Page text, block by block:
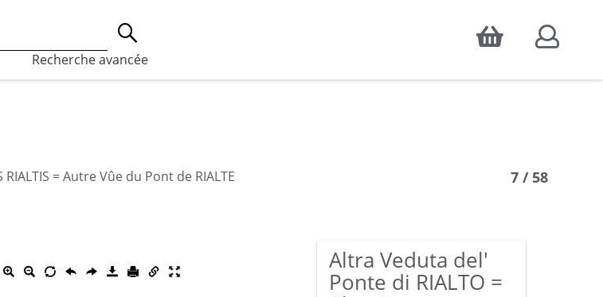
Accepter
qui sont utilisés à des fins de statistiques d'audience, ainsi que pour
Recherche avancée
= Autre Vûe du Pont de RIALTE 7 / 58
Altra Veduta del'
Ponte di RIALTO =